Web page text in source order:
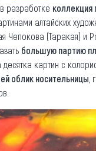
разработке коллекция
алтайских
Чепокова (Таракая) и
большую партию
картин с
облик носительницы ,